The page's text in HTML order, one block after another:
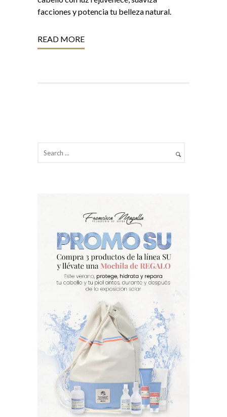
facciones y potencia tu belleza natural.
READ MORE